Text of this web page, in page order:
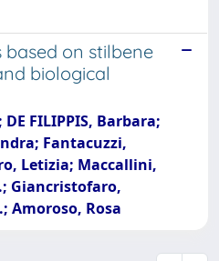
based on stilbene
biological
FILIPPIS, Barbara;
Fantacuzzi,
Letizia; Maccallini,
Giancristofaro,
Amoroso, Rosa